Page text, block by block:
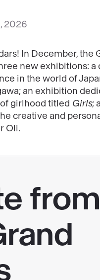
2026
In December, the
new exhibitions: a
in the world of
an exhibition
girlhood titled Girls;
creative and
Oli.